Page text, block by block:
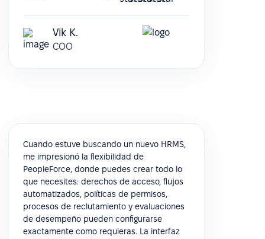
Vik K.
COO
Cuando estuve buscando un nuevo HRMS,
me impresionó la flexibilidad de
PeopleForce, donde puedes crear todo lo
que necesites: derechos de acceso, flujos
automatizados, políticas de permisos,
procesos de reclutamiento y evaluaciones
de desempeño pueden configurarse
exactamente como requieras. La interfaz